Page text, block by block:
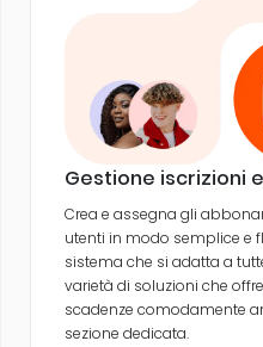
Gestione iscrizioni
Crea e assegna gli
utenti in modo semplice e
sistema che si adatta a
varietà di soluzioni che
scadenze comodamente
sezione dedicata.